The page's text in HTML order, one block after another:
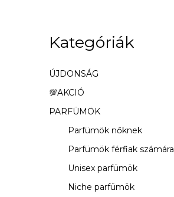
l
d
a
l
Kategóriák
átugrása
Kategóriák
ÚJDONSÁG
💯AKCIÓ
PARFÜMÖK
Parfümök nőknek
Parfümök férfiak számára
Unisex parfümök
Niche parfümök